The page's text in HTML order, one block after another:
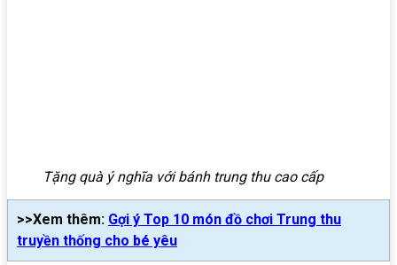
Tặng quà ý nghĩa với bánh trung thu cao cấp
>>Xem thêm: Gợi ý Top 10 món đồ chơi Trung thu
truyền thống cho bé yêu